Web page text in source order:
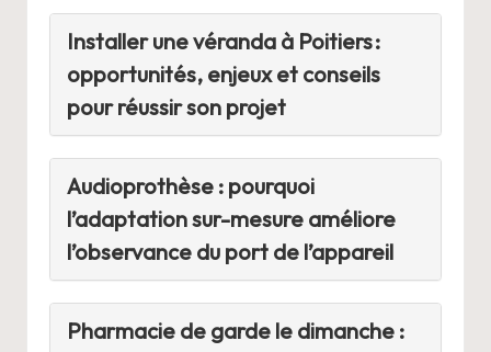
Installer une véranda à Poitiers :
opportunités, enjeux et conseils
pour réussir son projet
Audioprothèse : pourquoi
l’adaptation sur-mesure améliore
l’observance du port de l’appareil
Pharmacie de garde le dimanche :